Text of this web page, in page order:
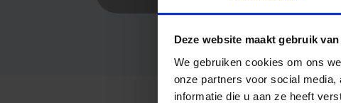
Deze website maakt gebruik
We gebruiken cookies om ons
onze partners voor social
informatie die u aan ze heeft